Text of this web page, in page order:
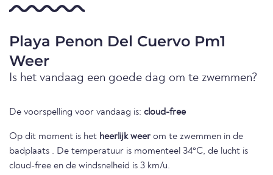
Playa Penon Del Cuervo Pm1
Weer
Is het vandaag een goede dag om te zwemmen?
De voorspelling voor vandaag is: cloud-free
Op dit moment is het heerlijk weer om te zwemmen in de
badplaats . De temperatuur is momenteel 34°C, de lucht is
cloud-free en de windsnelheid is 3 km/u.